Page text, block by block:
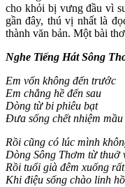
cho khỏi bị vưng đầu vì
gần đây, thú vị nhất là
thành văn bản. Một bài
Nghe Tiếng Hát Sông
Em vốn không đến trước
Em chẳng hề đến sau
Dòng từ bi phiêu bạt
Đưa sống chết nhiệm mầu
Rồi cũng có lúc mình
Dòng Sông Thơm từ thuở
Rồi tuổi già đêm xuống
Khi điệu sống chào linh